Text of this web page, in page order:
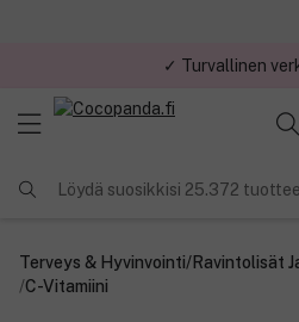
✓ Turvallinen
Löydä suosikkisi 25.372
Terveys & Hyvinvointi/Ravintolisät
/C-Vitamiini